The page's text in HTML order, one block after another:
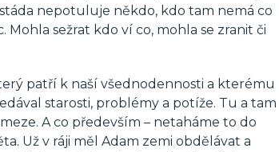
nepotuluje někdo, kdo tam nemá co
sežrat kdo ví co, mohla se zranit či
patří k naší všednodennosti a kterému
starosti, problémy a potíže. Tu a tam
A co především – netaháme to do
Už v ráji měl Adam zemi obdělávat a